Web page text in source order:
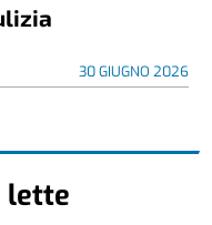
30 GIUGNO 2026
lette